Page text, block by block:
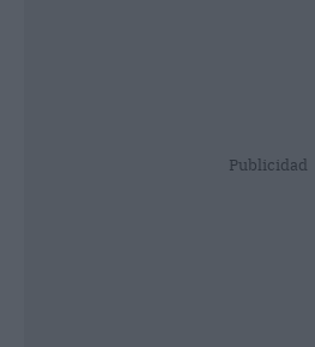
Publicidad